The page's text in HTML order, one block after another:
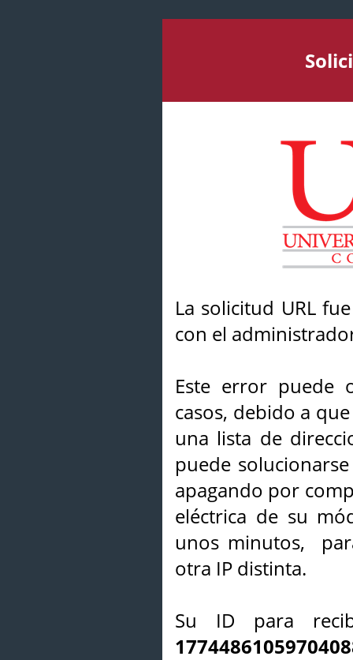
La solicitud URL
con el
Este error puede
casos, debido a
una lista de
puede
apagando por
eléctrica de su
unos minutos,
otra IP distinta.
Su ID para